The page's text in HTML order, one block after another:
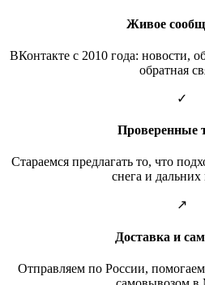
Живое
ВКонтакте с 2010 года: новости,
обратная
✓
Проверенные
Стараемся предлагать то, что
снега и дальних
↗
Доставка и
Отправляем по России,